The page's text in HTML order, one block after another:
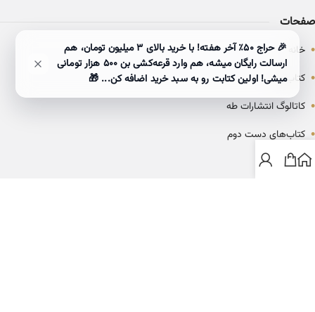
صفحات
• خانه
• کتاب‌ها
• کاتالوگ انتشارات طه
• کتاب‌های دست دوم
• بلاگ
🎉 حراج ۵۰٪ آخر هفته! با خرید بالای 3 میلیون تومان، هم
ارسالت رایگان میشه، هم وارد قرعه‌کشی بن ۵۰۰ هزار تومانی
میشی! اولین کتابت رو به سبد خرید اضافه کن... 🎁